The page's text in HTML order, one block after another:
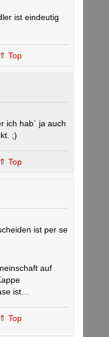
ist eindeutig
⇑ Top
ich hab´ ja auch
;)
⇑ Top
ist per se
auf
ist…
⇑ Top